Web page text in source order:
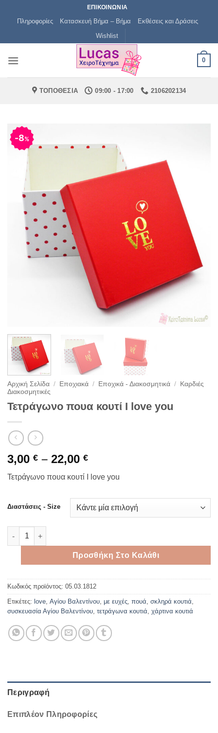
ΕΠΙΚΟΙΝΩΝΙΑ
Πληροφορίες Κατασκευή Βήμα – Βήμα
Εκθέσεις και Δράσεις
Wishlist
0
ΤΟΠΟΘΕΣΙΑ 09:00 - 17:00 2106202134
8%
Αρχική Σελίδα / Εποχιακά / Εποχικά - Διακοσμητικά /
Καρδιές
Διακοσμητικές
Τετράγωνο πουα κουτί I love you
3,00 € – 22,00 €Price
range:
3,00 €
22,00 €
Τετράγωνο πουα κουτί I love you
Διαστάσεις - Size
Τετράγωνο πουα κουτί I love you ποσότητα
Προσθήκη Στο Καλάθι
Κωδικός προϊόντος: 05.03.1812
Ετικέτες: love, Αγίου Βαλεντίνου, με ευχές, πουά, σκληρά κουτιά,
συσκευασία Αγίου Βαλεντίνου, τετράγωνα κουτιά, χάρτινα κουτιά
Περιγραφή
Επιπλέον Πληροφορίες